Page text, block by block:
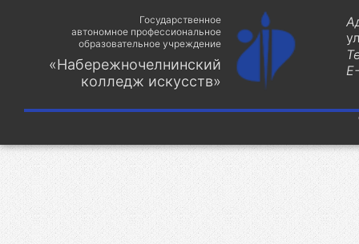
Государственное
автономное профессиональное
образовательное учреждение
«Набережночелнинский
колледж искусств»